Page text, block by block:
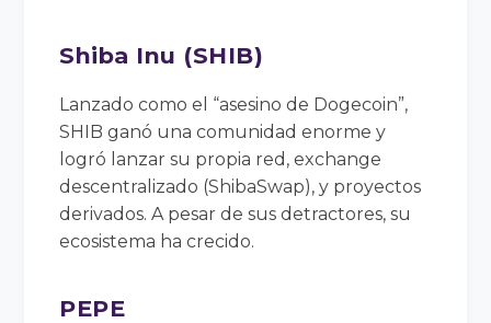
Shiba Inu (SHIB)
Lanzado como el “asesino de Dogecoin”,
SHIB ganó una comunidad enorme y
logró lanzar su propia red, exchange
descentralizado (ShibaSwap), y proyectos
derivados. A pesar de sus detractores, su
ecosistema ha crecido.
PEPE